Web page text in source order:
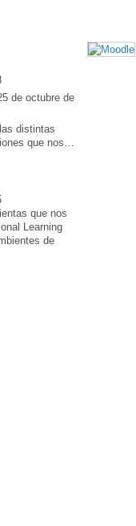
de octubre de
distintas
que nos…
que nos
Learning
de